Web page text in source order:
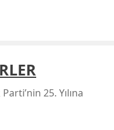
25. Yılına